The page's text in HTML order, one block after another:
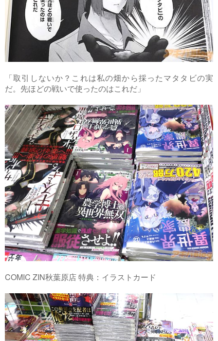
「取引しないか？これは私の畑から採ったマタタビの実
だ。先ほどの戦いで使ったのはこれだ」
COMIC ZIN秋葉原店 特典：イラストカード